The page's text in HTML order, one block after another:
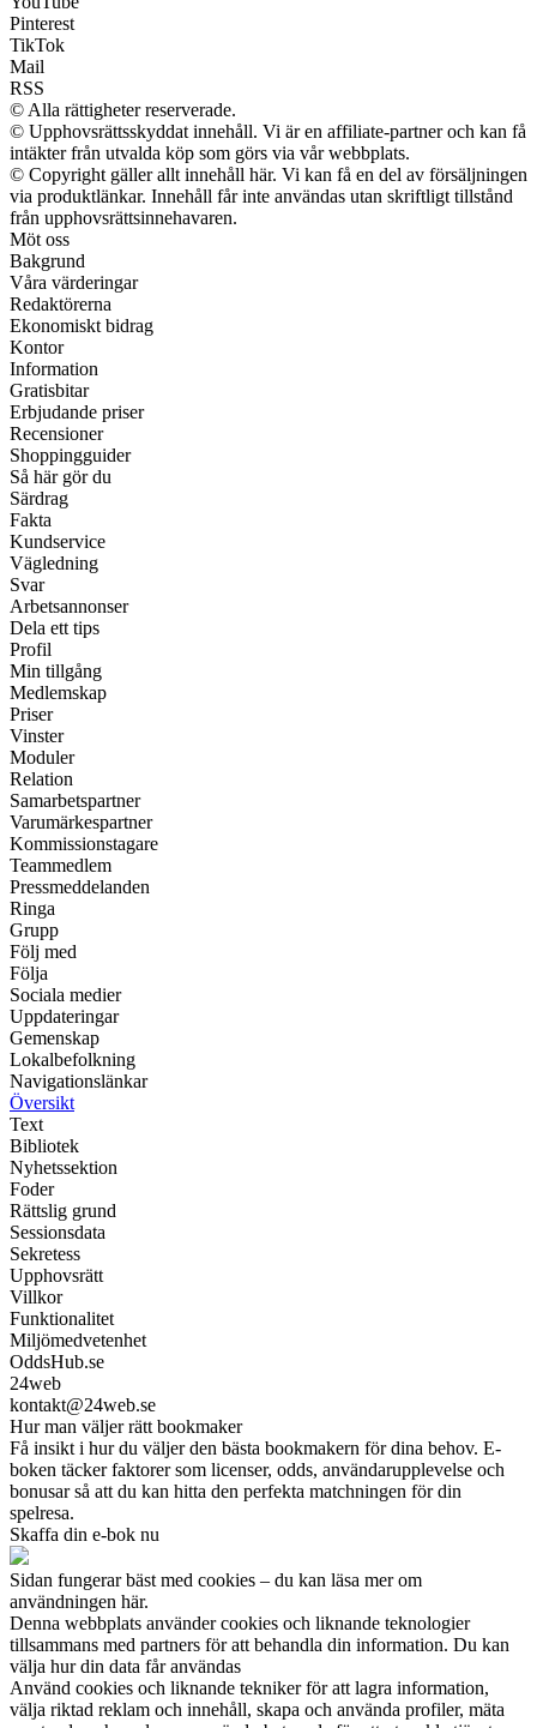
Pinterest
TikTok
Mail
RSS
© Alla rättigheter reserverade.
© Upphovsrättsskyddat innehåll. Vi är en affiliate-partner och kan få
intäkter från utvalda köp som görs via vår webbplats.
© Copyright gäller allt innehåll här. Vi kan få en del av försäljningen
via produktlänkar. Innehåll får inte användas utan skriftligt tillstånd
från upphovsrättsinnehavaren.
Möt oss
Bakgrund
Våra värderingar
Redaktörerna
Ekonomiskt bidrag
Kontor
Information
Gratisbitar
Erbjudande priser
Recensioner
Shoppingguider
Så här gör du
Särdrag
Fakta
Kundservice
Vägledning
Svar
Arbetsannonser
Dela ett tips
Profil
Min tillgång
Medlemskap
Priser
Vinster
Moduler
Relation
Samarbetspartner
Varumärkespartner
Kommissionstagare
Teammedlem
Pressmeddelanden
Ringa
Grupp
Följ med
Följa
Sociala medier
Uppdateringar
Gemenskap
Lokalbefolkning
Navigationslänkar
Översikt
Text
Bibliotek
Nyhetssektion
Foder
Rättslig grund
Sessionsdata
Sekretess
Upphovsrätt
Villkor
Funktionalitet
Miljömedvetenhet
OddsHub.se
24web
kontakt@24web.se
Hur man väljer rätt bookmaker
Få insikt i hur du väljer den bästa bookmakern för dina behov. E-
boken täcker faktorer som licenser, odds, användarupplevelse och
bonusar så att du kan hitta den perfekta matchningen för din
spelresa.
Skaffa din e-bok nu
Sidan fungerar bäst med cookies – du kan läsa mer om
användningen här.
Denna webbplats använder cookies och liknande teknologier
tillsammans med partners för att behandla din information. Du kan
välja hur din data får användas
Använd cookies och liknande tekniker för att lagra information,
välja riktad reklam och innehåll, skapa och använda profiler, mäta